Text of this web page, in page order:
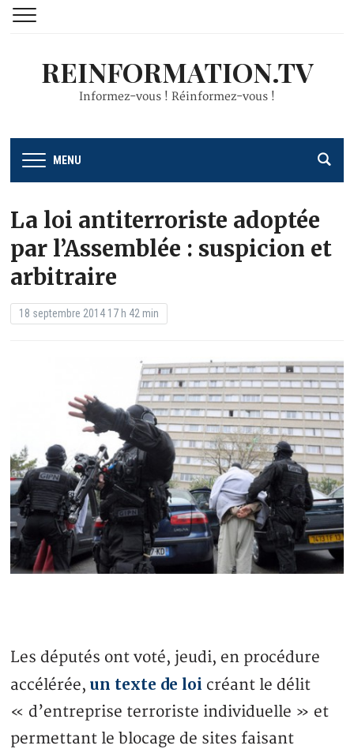
REINFORMATION.TV
Informez-vous ! Réinformez-vous !
MENU
La loi antiterroriste adoptée
par l’Assemblée : suspicion et
arbitraire
18 septembre 2014 17 h 42 min
Les députés ont voté, jeudi, en procédure
accélérée,un texte de loi créant le délit
« d’entreprise terroriste individuelle » et
permettant le blocage de sites faisant